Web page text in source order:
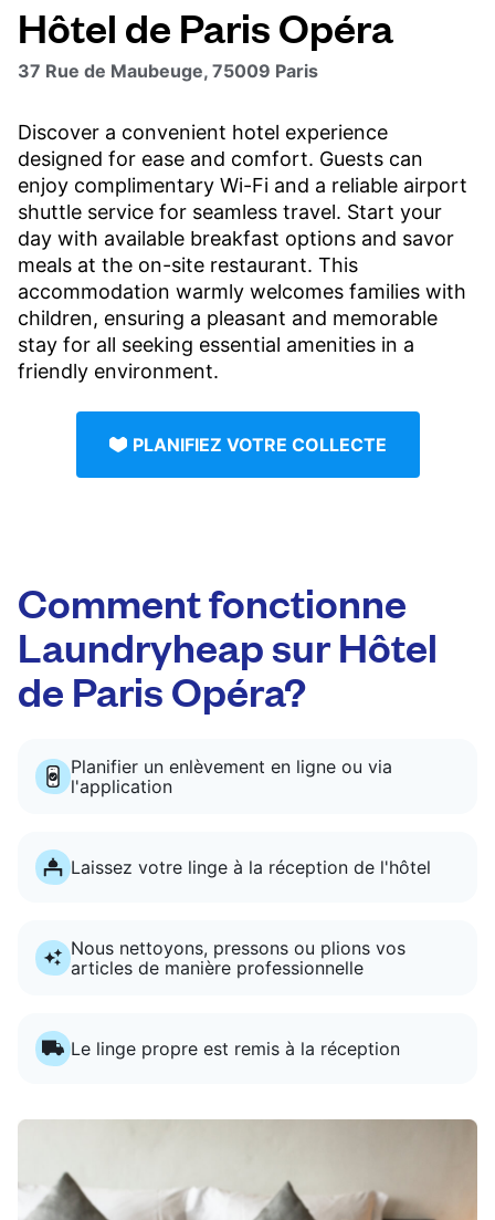
Hôtel de Paris Opéra
37 Rue de Maubeuge, 75009 Paris
Discover a convenient hotel experience
designed for ease and comfort. Guests can
enjoy complimentary Wi-Fi and a reliable airport
shuttle service for seamless travel. Start your
day with available breakfast options and savor
meals at the on-site restaurant. This
accommodation warmly welcomes families with
children, ensuring a pleasant and memorable
stay for all seeking essential amenities in a
friendly environment.
PLANIFIEZ VOTRE COLLECTE
Comment fonctionne
Laundryheap sur Hôtel
de Paris Opéra?
Planifier un enlèvement en ligne ou via
l'application
Laissez votre linge à la réception de l'hôtel
Nous nettoyons, pressons ou plions vos
articles de manière professionnelle
Le linge propre est remis à la réception